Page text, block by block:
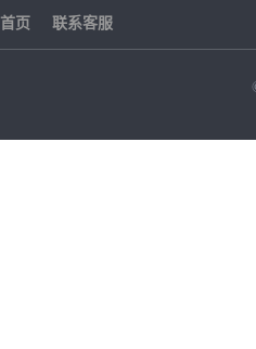
首页 联系客服